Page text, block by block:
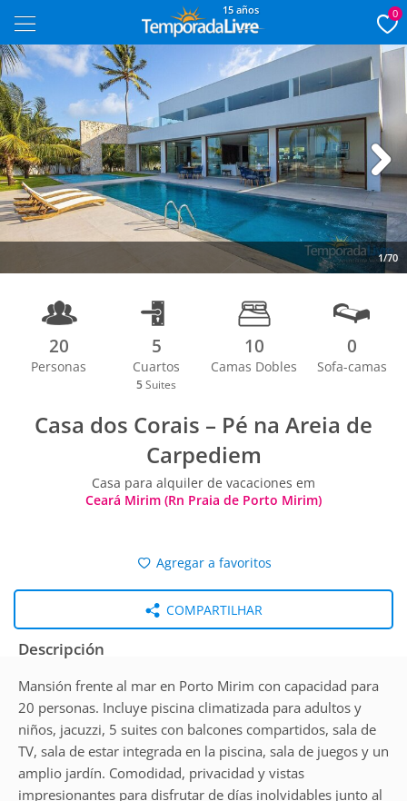
15 años 0
1/70
Next
20
Personas
5
Cuartos
5 Suites
10
Camas Dobles
0
Sofa-camas
Casa dos Corais – Pé na Areia de
Carpediem
Casa para alquiler de vacaciones em
Ceará Mirim (Rn Praia de Porto Mirim)
Agregar a favoritos
COMPARTILHAR
Descripción
Mansión frente al mar en Porto Mirim con capacidad para
20 personas. Incluye piscina climatizada para adultos y
niños, jacuzzi, 5 suites con balcones compartidos, sala de
TV, sala de estar integrada en la piscina, sala de juegos y un
amplio jardín. Comodidad, privacidad y vistas
impresionantes para disfrutar de días inolvidables junto al